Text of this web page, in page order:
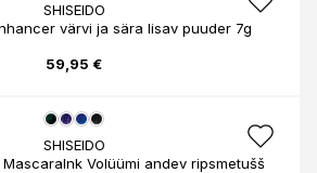
SHISEIDO
värvi ja sära lisav puuder 7g
59,95 €
SHISEIDO
Volüümi andev ripsmetušš